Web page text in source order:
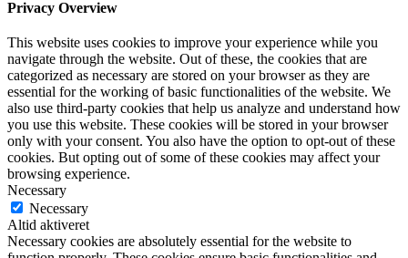
Privacy Overview
This website uses cookies to improve your experience while you
navigate through the website. Out of these, the cookies that are
categorized as necessary are stored on your browser as they are
essential for the working of basic functionalities of the website. We
also use third-party cookies that help us analyze and understand how
you use this website. These cookies will be stored in your browser
only with your consent. You also have the option to opt-out of these
cookies. But opting out of some of these cookies may affect your
browsing experience.
Necessary
Necessary
Altid aktiveret
Necessary cookies are absolutely essential for the website to